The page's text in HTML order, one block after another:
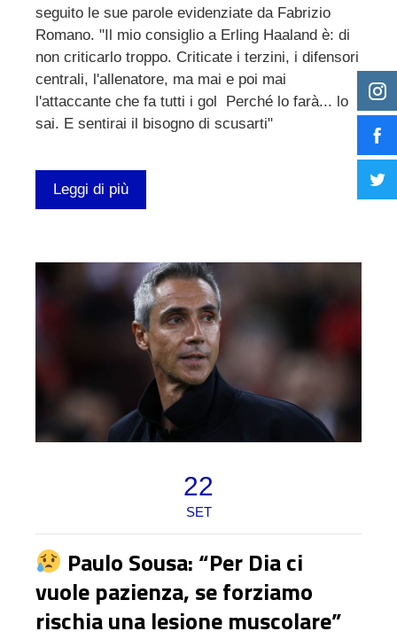
seguito le sue parole evidenziate da Fabrizio
Romano. "Il mio consiglio a Erling Haaland è: di
non criticarlo troppo. Criticate i terzini, i difensori
centrali, l'allenatore, ma mai e poi mai
l'attaccante che fa tutti i gol Perché lo farà... lo
sai. E sentirai il bisogno di scusarti"
Leggi di più
22
SET
Paulo Sousa: “Per Dia ci
vuole pazienza, se forziamo
rischia una lesione muscolare”